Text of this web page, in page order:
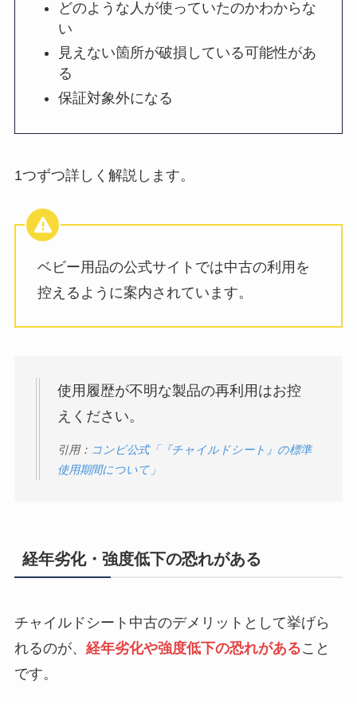
どのような人が使っていたのかわからな
い
見えない箇所が破損している可能性があ
る
保証対象外になる
1つずつ詳しく解説します。
ベビー用品の公式サイトでは中古の利用を
控えるように案内されています。
使用履歴が不明な製品の再利用はお控
えください。
引用： コンビ公式「『チャイルドシート』の標準
使用期間について」
経年劣化・強度低下の恐れがある
チャイルドシート中古のデメリットとして挙げら
れるのが、 経年劣化や強度低下の恐れがあること
です。